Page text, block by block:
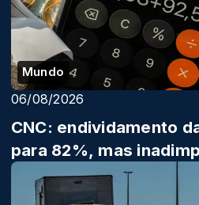
Mundo
06/08/2026
CNC: endividamento
para 82%, mas